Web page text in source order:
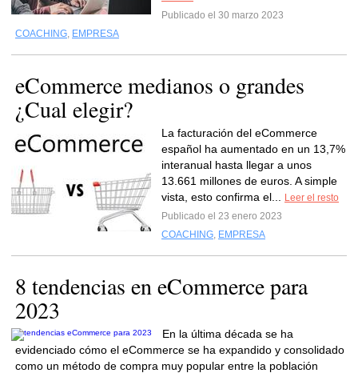
Publicado el 30 marzo 2023
COACHING, EMPRESA
eCommerce medianos o grandes
¿Cual elegir?
La facturación del eCommerce
español ha aumentado en un 13,7%
interanual hasta llegar a unos
13.661 millones de euros. A simple
vista, esto confirma el...
Leer el resto
Publicado el 23 enero 2023
COACHING, EMPRESA
8 tendencias en eCommerce para
2023
En la última década se ha
evidenciado cómo el eCommerce se ha expandido y consolidado
como un método de compra muy popular entre la población